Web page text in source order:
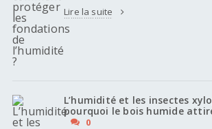
Lire la suite
L’humidité et les insectes
pourquoi le bois humide
0